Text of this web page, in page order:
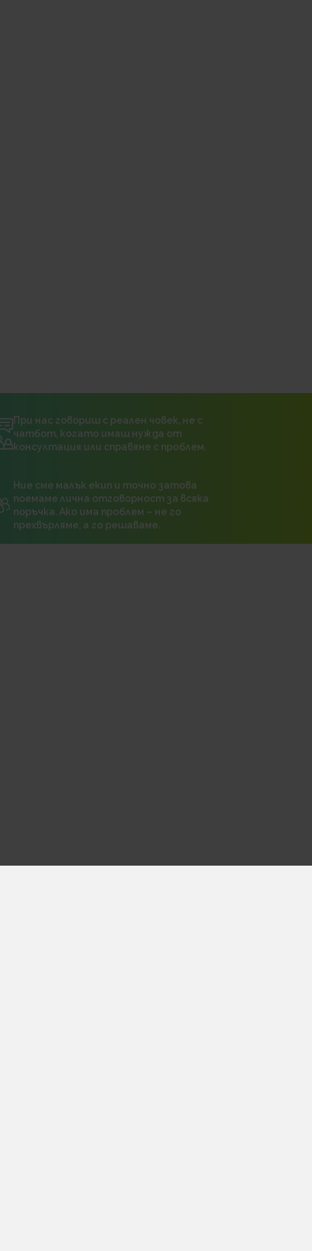
При нас говориш с реален човек, не с
чатбот, когато имаш нужда от
консултация или справяне с проблем.
Ние сме малък екип и точно затова
поемаме лична отговорност за всяка
поръчка. Ако има проблем – не го
прехвърляме, а го решаваме.